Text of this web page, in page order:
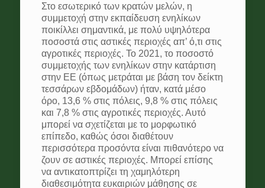
Στο εσωτερικό των κρατών μελών, η
συμμετοχή στην εκπαίδευση ενηλίκων
ποικίλλει σημαντικά, με πολύ υψηλότερα
ποσοστά στις αστικές περιοχές απ’ ό,τι στις
αγροτικές περιοχές. Το 2021, το ποσοστό
συμμετοχής των ενηλίκων στην κατάρτιση
στην ΕΕ (όπως μετράται με βάση τον δείκτη
τεσσάρων εβδομάδων) ήταν, κατά μέσο
όρο, 13,6 % στις πόλεις, 9,8 % στις πόλεις
και 7,8 % στις αγροτικές περιοχές. Αυτό
μπορεί να σχετίζεται με το μορφωτικό
επίπεδο, καθώς όσοι διαθέτουν
περισσότερα προσόντα είναι πιθανότερο να
ζουν σε αστικές περιοχές. Μπορεί επίσης
να αντικατοπτρίζει τη χαμηλότερη
διαθεσιμότητα ευκαιριών μάθησης σε